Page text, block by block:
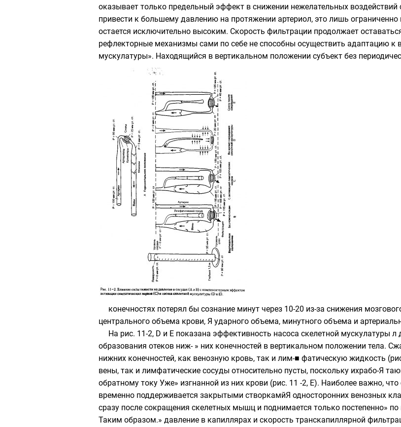
оказывает только предельный эффект в снижении нежелательных
привести к большему давлению на протяжении артериол, это лишь
остается исключительно высоким. Скорость фильтрации продолжает
рефлекторные механизмы сами по себе не способны осуществить адаптацию
мускулатуры». Находящийся в вертикальном положении субъект без
конечностях потерял бы сознание минут через 10-20 из-за снижения
центрального объема крови, Я ударного объема, минутного объема и
На рис. 11-2, D и Е показана эффективность насоса скелетной мускулатуры
образования отеков ниж- » них конечностей в вертикальном положении тела.
нижних конечностей, как венозную кровь, так и лим-■ фатическую жидкость
вены, так и лимфатические сосуды относительно пусты, поскольку ихрабо-Я
обратному току Уже» изгнанной из них крови (рис. 11 -2, Е). Наиболее важно,
временно поддерживается закрытыми створкамйЯ односторонних венозных
сразу после сокращения скелетных мышц и поднимается только постепенно»
Таким образом.» давление в капиллярах и скорость транскапиллярной